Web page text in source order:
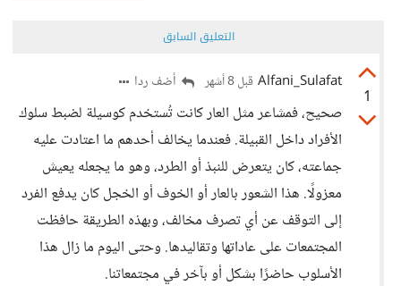
التعليق السابق
1
Alfani_Sulafat قبل 8 أشهر أضف ردا
صحيح، فمشاعر مثل العار كانت تُستخدم كوسيلة لضبط سلوك
الأفراد داخل القبيلة. فعندما يخالف أحدهم ما اعتادت عليه
جماعته، كان يتعرض للنبذ أو الطرد، وهو ما يجعله يعيش
معزولًا. هذا الشعور بالعار أو الخوف أو الخجل كان يدفع الفرد
إلى التوقف عن أي تصرف مخالف، وبهذه الطريقة حافظت
المجتمعات على عاداتها وتقاليدها. وحتى اليوم ما زال هذا
الأسلوب حاضرًا بشكل أو بآخر في مجتمعاتنا.